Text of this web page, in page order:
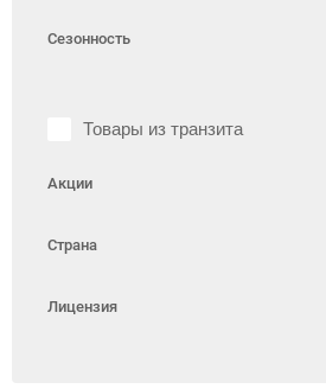
Сезонность
Товары из транзита
Акции
Страна
Лицензия